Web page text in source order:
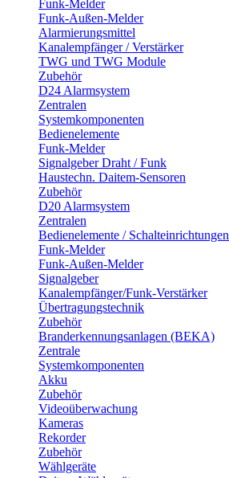
Funk-Melder
Funk-Außen-Melder
Alarmierungsmittel
Kanalempfänger / Verstärker
TWG und TWG Module
Zubehör
D24 Alarmsystem
Zentralen
Systemkomponenten
Bedienelemente
Funk-Melder
Signalgeber Draht / Funk
Haustechn. Daitem-Sensoren
Zubehör
D20 Alarmsystem
Zentralen
Bedienelemente / Schalteinrichtungen
Funk-Melder
Funk-Außen-Melder
Signalgeber
Kanalempfänger/Funk-Verstärker
Übertragungstechnik
Zubehör
Branderkennungsanlagen (BEKA)
Zentrale
Systemkomponenten
Akku
Zubehör
Videoüberwachung
Kameras
Rekorder
Zubehör
Wählgeräte